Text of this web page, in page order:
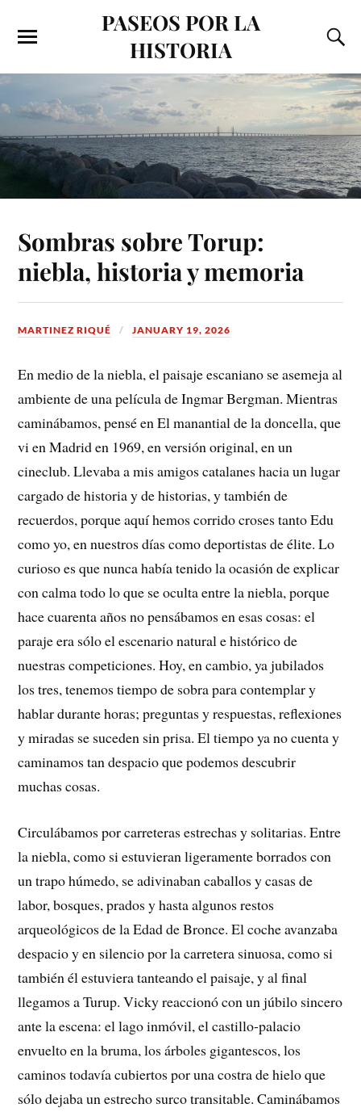
PASEOS POR LA
HISTORIA
Sombras sobre Torup:
niebla, historia y memoria
MARTINEZ RIQUÉ JANUARY 19, 2026
En medio de la niebla, el paisaje escaniano se asemeja al
ambiente de una película de Ingmar Bergman. Mientras
caminábamos, pensé en El manantial de la doncella, que
vi en Madrid en 1969, en versión original, en un
cineclub. Llevaba a mis amigos catalanes hacia un lugar
cargado de historia y de historias, y también de
recuerdos, porque aquí hemos corrido croses tanto Edu
como yo, en nuestros días como deportistas de élite. Lo
curioso es que nunca había tenido la ocasión de explicar
con calma todo lo que se oculta entre la niebla, porque
hace cuarenta años no pensábamos en esas cosas: el
paraje era sólo el escenario natural e histórico de
nuestras competiciones. Hoy, en cambio, ya jubilados
los tres, tenemos tiempo de sobra para contemplar y
hablar durante horas; preguntas y respuestas, reflexiones
y miradas se suceden sin prisa. El tiempo ya no cuenta y
caminamos tan despacio que podemos descubrir
muchas cosas.
Circulábamos por carreteras estrechas y solitarias. Entre
la niebla, como si estuvieran ligeramente borrados con
un trapo húmedo, se adivinaban caballos y casas de
labor, bosques, prados y hasta algunos restos
arqueológicos de la Edad de Bronce. El coche avanzaba
despacio y en silencio por la carretera sinuosa, como si
también él estuviera tanteando el paisaje, y al final
llegamos a Turup. Vicky reaccionó con un júbilo sincero
ante la escena: el lago inmóvil, el castillo-palacio
envuelto en la bruma, los árboles gigantescos, los
caminos todavía cubiertos por una costra de hielo que
sólo dejaba un estrecho surco transitable. Caminábamos